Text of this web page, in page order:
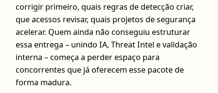
corrigir primeiro, quais regras de detecção criar,
que acessos revisar, quais projetos de segurança
acelerar. Quem ainda não conseguiu estruturar
essa entrega – unindo IA, Threat Intel e validação
interna – começa a perder espaço para
concorrentes que já oferecem esse pacote de
forma madura.